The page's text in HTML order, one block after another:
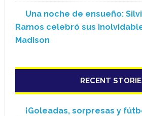
Una noche de ensueño:
Ramos celebró sus
Madison
RECENT
¡Goleadas, sorpresas y